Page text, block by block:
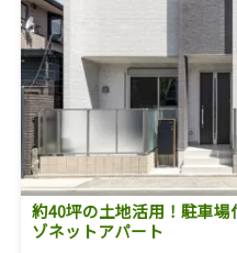
約40坪の土地活用！駐車
ゾネットアパート